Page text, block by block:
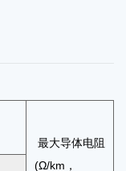
最大导体电阻
(Ω/km，